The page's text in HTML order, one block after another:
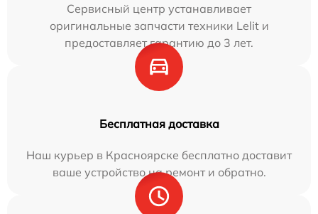
Сервисный центр устанавливает
оригинальные запчасти техники Lelit и
предоставляет гарантию до 3 лет.
Бесплатная доставка
Наш курьер в Красноярске бесплатно доставит
ваше устройство на ремонт и обратно.